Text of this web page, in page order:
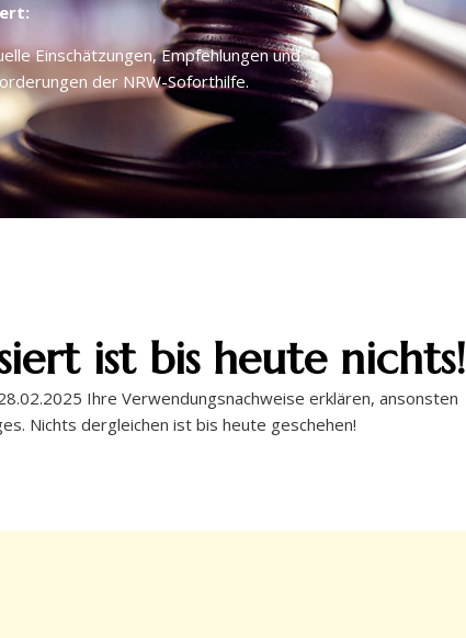
Einschätzungen, Empfehlungen und
der NRW-Soforthilfe.
ist bis heute nichts!
Ihre Verwendungsnachweise erklären, ansonsten
Nichts dergleichen ist bis heute geschehen!